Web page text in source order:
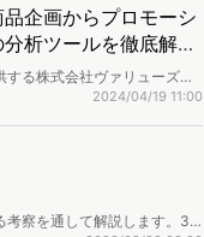
企画からプロモーシ
析ツールを徹底解説
する株式会社ヴァリューズ
っておきたい6つのマーケテ
2024/04/19 11:00
考察を通して解説します。3C